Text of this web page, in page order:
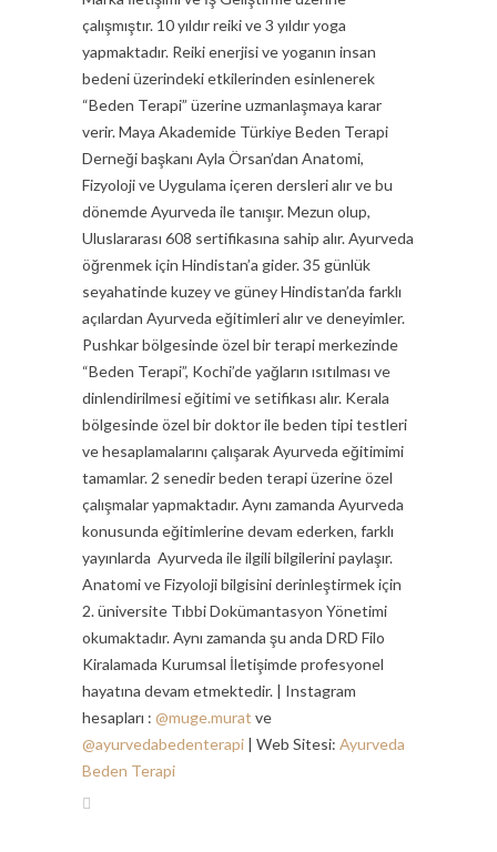
çalışmıştır. 10 yıldır reiki ve 3 yıldır yoga
yapmaktadır. Reiki enerjisi ve yoganın insan
bedeni üzerindeki etkilerinden esinlenerek
“Beden Terapi” üzerine uzmanlaşmaya karar
verir. Maya Akademide Türkiye Beden Terapi
Derneği başkanı Ayla Örsan’dan Anatomi,
Fizyoloji ve Uygulama içeren dersleri alır ve bu
dönemde Ayurveda ile tanışır. Mezun olup,
Uluslararası 608 sertifikasına sahip alır. Ayurveda
öğrenmek için Hindistan’a gider. 35 günlük
seyahatinde kuzey ve güney Hindistan’da farklı
açılardan Ayurveda eğitimleri alır ve deneyimler.
Pushkar bölgesinde özel bir terapi merkezinde
“Beden Terapi”, Kochi’de yağların ısıtılması ve
dinlendirilmesi eğitimi ve setifikası alır. Kerala
bölgesinde özel bir doktor ile beden tipi testleri
ve hesaplamalarını çalışarak Ayurveda eğitimimi
tamamlar. 2 senedir beden terapi üzerine özel
çalışmalar yapmaktadır. Aynı zamanda Ayurveda
konusunda eğitimlerine devam ederken, farklı
yayınlarda Ayurveda ile ilgili bilgilerini paylaşır.
Anatomi ve Fizyoloji bilgisini derinleştirmek için
2. üniversite Tıbbi Dokümantasyon Yönetimi
okumaktadır. Aynı zamanda şu anda DRD Filo
Kiralamada Kurumsal İletişimde profesyonel
hayatına devam etmektedir. | Instagram
hesapları : @muge.murat ve
@ayurvedabedenterapi | Web Sitesi: Ayurveda
Beden Terapi